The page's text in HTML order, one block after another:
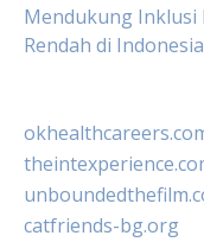
Mendukung Inklusi
Rendah di Indonesia
catfriends-bg.org